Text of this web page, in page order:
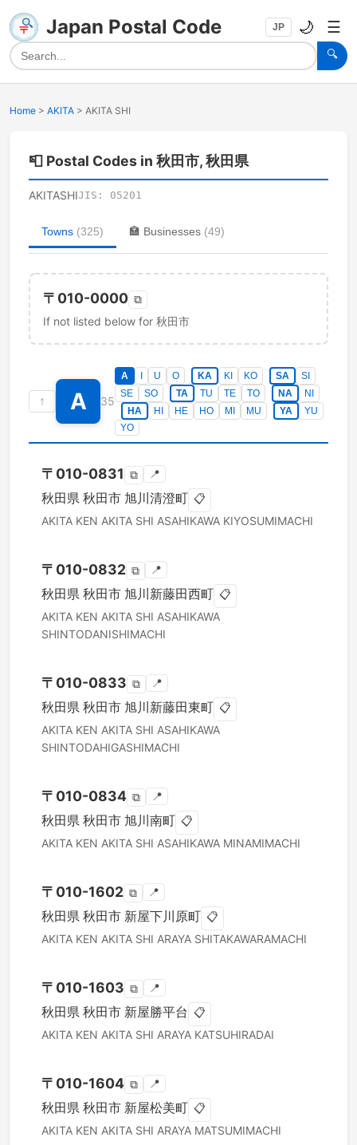
Japan Postal Code
🔍
JP 🌙 ☰
Home > AKITA > AKITA SHI
📮 Postal Codes in 秋田市, 秋田県
AKITASHIJIS: 05201
Towns (325) 🏣 Businesses (49)
〒 010-0000 ⧉
If not listed below for 秋田市
↑ A 35
A U O KA KI KO SA
SI
SE
SO TA TU TE TO NA
NI
HA
HI HE HO MI MU YA
YU
YO
〒 010-0831 ⧉ 📍
秋田県 秋田市 旭川清澄町 📋
AKITA KEN AKITA SHI ASAHIKAWA KIYOSUMIMACHI
〒 010-0832 ⧉ 📍
秋田県 秋田市 旭川新藤田西町 📋
AKITA KEN AKITA SHI ASAHIKAWA
SHINTODANISHIMACHI
〒 010-0833 ⧉ 📍
秋田県 秋田市 旭川新藤田東町 📋
AKITA KEN AKITA SHI ASAHIKAWA
SHINTODAHIGASHIMACHI
〒 010-0834 ⧉ 📍
秋田県 秋田市 旭川南町 📋
AKITA KEN AKITA SHI ASAHIKAWA MINAMIMACHI
〒 010-1602 ⧉ 📍
秋田県 秋田市 新屋下川原町 📋
AKITA KEN AKITA SHI ARAYA SHITAKAWARAMACHI
〒 010-1603 ⧉ 📍
秋田県 秋田市 新屋勝平台 📋
AKITA KEN AKITA SHI ARAYA KATSUHIRADAI
〒 010-1604 ⧉ 📍
秋田県 秋田市 新屋松美町 📋
AKITA KEN AKITA SHI ARAYA MATSUMIMACHI